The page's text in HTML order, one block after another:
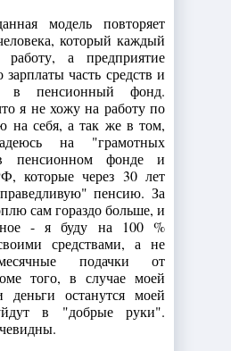
модель повторяет
который каждый
а предприятие
зарплаты часть средств и
в пенсионный фонд.
я не хожу на работу по
на себя, а так же в том,
на "грамотных
пенсионном фонде и
которые через 30 лет
пенсию. За
сам гораздо больше, и
- я буду на 100 %
средствами, а не
подачки от
того, в случае моей
деньги останутся моей
в "добрые руки".